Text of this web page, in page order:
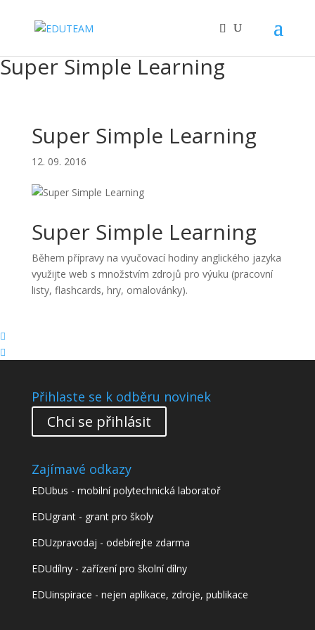
Super Simple Learning
Super Simple Learning
12. 09. 2016
Super Simple Learning
Během přípravy na vyučovací hodiny anglického jazyka
využijte web s množstvím zdrojů pro výuku (pracovní
listy, flashcards, hry, omalovánky).


Přihlaste se k odběru novinek
Chci se přihlásit
Zajímavé odkazy
EDUbus - mobilní polytechnická laboratoř
EDUgrant - grant pro školy
EDUzpravodaj - odebírejte zdarma
EDUdílny - zařízení pro školní dílny
EDUinspirace - nejen aplikace, zdroje, publikace